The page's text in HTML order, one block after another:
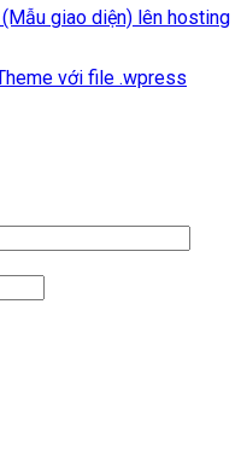
giao diện) lên hosting
với file .wpress